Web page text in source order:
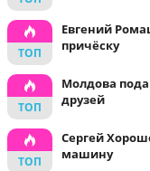
Евгений
причёску
Молдова
друзей
Сергей
машину